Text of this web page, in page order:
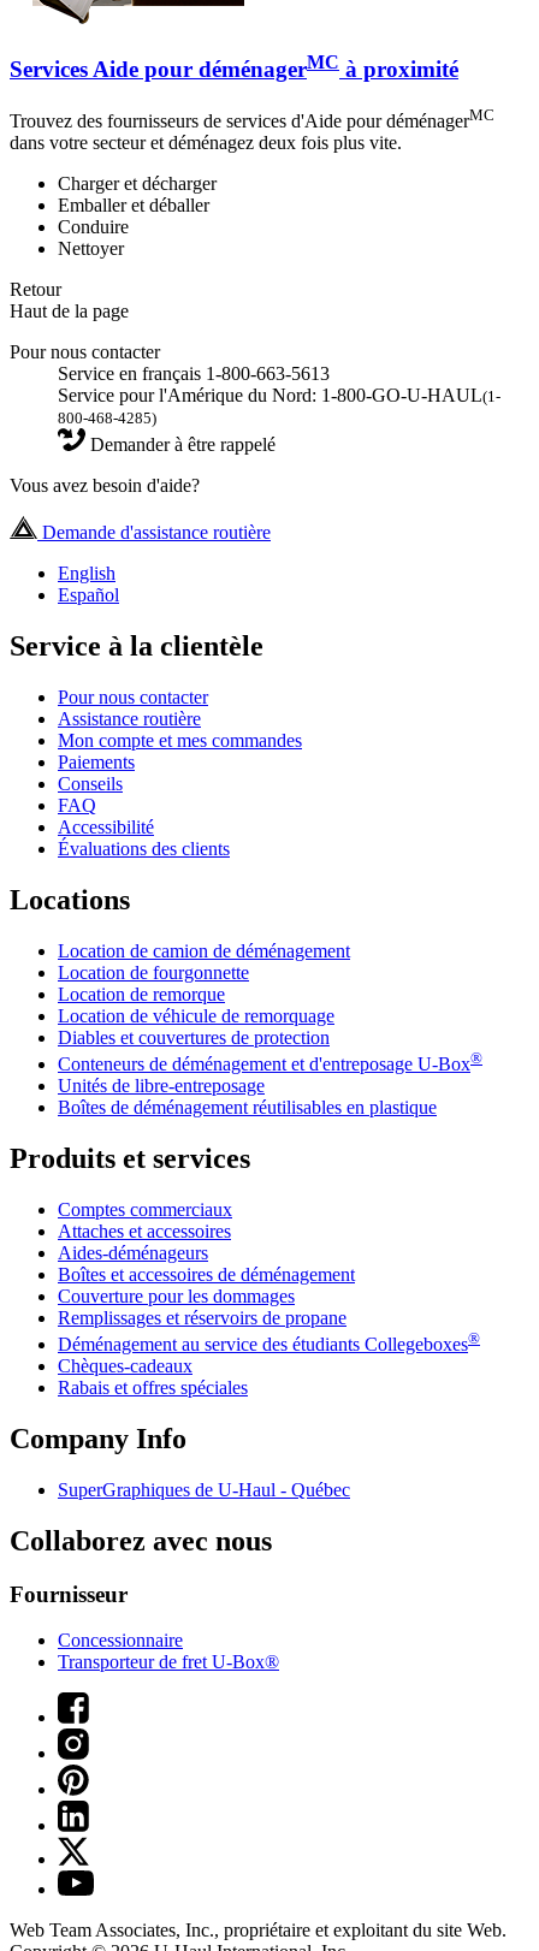
Services Aide pour déménagerMC à proximité
Trouvez des fournisseurs de services d'Aide pour déménagerMC
dans votre secteur et déménagez deux fois plus vite.
Charger et décharger
Emballer et déballer
Conduire
Nettoyer
Retour
Haut de la page
Pour nous contacter
Service en français 1-800-663-5613
Service pour l'Amérique du Nord: 1-800-GO-U-HAUL(1-
800-468-4285)
Demander à être rappelé
Vous avez besoin d'aide?
Demande d'assistance routière
English
Español
Service à la clientèle
Pour nous contacter
Assistance routière
Mon compte et mes commandes
Paiements
Conseils
FAQ
Accessibilité
Évaluations des clients
Locations
Location de camion de déménagement
Location de fourgonnette
Location de remorque
Location de véhicule de remorquage
Diables et couvertures de protection
Conteneurs de déménagement et d'entreposage U-Box®
Unités de libre-entreposage
Boîtes de déménagement réutilisables en plastique
Produits et services
Comptes commerciaux
Attaches et accessoires
Aides-déménageurs
Boîtes et accessoires de déménagement
Couverture pour les dommages
Remplissages et réservoirs de propane
Déménagement au service des étudiants Collegeboxes®
Chèques-cadeaux
Rabais et offres spéciales
Company Info
SuperGraphiques de U-Haul - Québec
Collaborez avec nous
Fournisseur
Concessionnaire
Transporteur de fret U-Box®
Web Team Associates, Inc., propriétaire et exploitant du site Web.